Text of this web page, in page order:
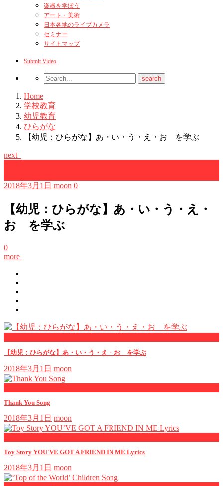
楽器を学ぼう
アート・美術
日本各地のライブカメラ
セミナー
サイトマップ
Submit Video
Home
学校教育
幼児教育
ひらがな
【幼児：ひらがな】あ・い・う・え・お を学ぶ
next
2018年3月1日 moon 0
【幼児：ひらがな】あ・い・う・え・
お を学ぶ
0
more
【幼児：ひらがな】あ・い・う・え・お を学ぶ
2018年3月1日 moon
Thank You Song
2018年3月1日 moon
Toy Story YOU'VE GOT A FRIEND IN ME Lyrics
2018年3月1日 moon